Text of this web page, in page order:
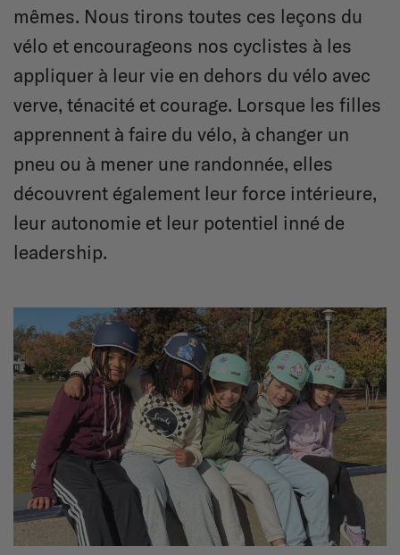
mêmes. Nous tirons toutes ces leçons du
vélo et encourageons nos cyclistes à les
appliquer à leur vie en dehors du vélo avec
verve, ténacité et courage. Lorsque les filles
apprennent à faire du vélo, à changer un
pneu ou à mener une randonnée, elles
découvrent également leur force intérieure,
leur autonomie et leur potentiel inné de
leadership.